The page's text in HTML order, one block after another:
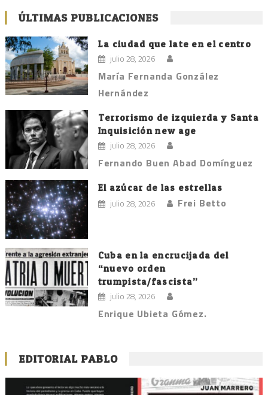
ÚLTIMAS PUBLICACIONES
La ciudad que late en el centro
julio 28, 2026
María Fernanda González
Hernández
Terrorismo de izquierda y Santa
Inquisición new age
julio 28, 2026
Fernando Buen Abad Domínguez
El azúcar de las estrellas
julio 28, 2026 Frei Betto
Cuba en la encrucijada del
“nuevo orden
trumpista/fascista”
julio 28, 2026
Enrique Ubieta Gómez.
EDITORIAL PABLO